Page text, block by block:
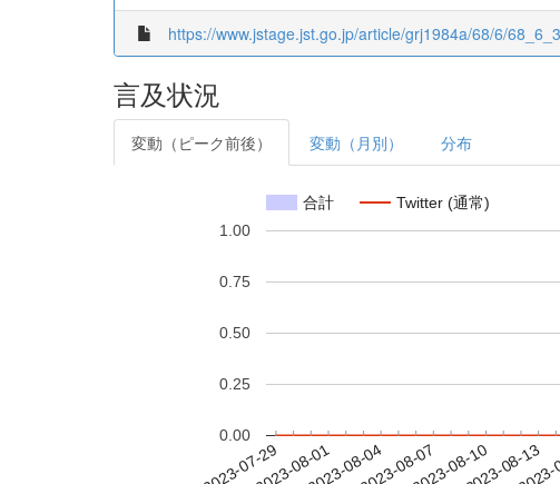
https://www.jstage.jst.go.jp/article/grj1984a/68/6/
言及状況
変動（ピーク前後） 変動（月別） 分布
合計 Twitter (通常)
2023-07-292023-08-012023-08-042023-08-072023-08-102023-08-13
0.00
0.25
0.50
0.75
1.00